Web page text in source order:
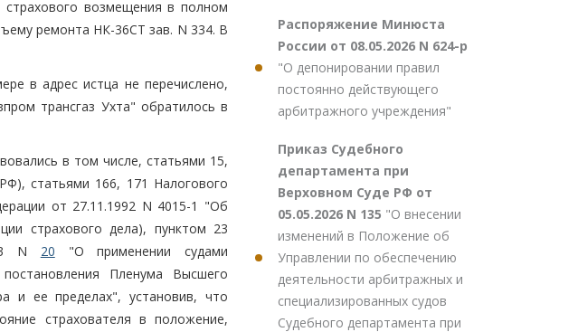
возмещения в полном
ремонта НК-36СТ зав. N 334. В
в адрес истца не перечислено,
трансгаз Ухта" обратилось в
в том числе, статьями 15,
статьями 166, 171 Налогового
от 27.11.1992 N 4015-1 "Об
страхового дела), пунктом 23
N 20 "О применении судами
Пленума Высшего
и ее пределах", установив, что
страхователя в положение,
Распоряжение Минюста
России от 08.05.2026 N 624-р
"О депонировании правил
постоянно действующего
арбитражного учреждения"
Приказ Судебного
департамента при
Верховном Суде РФ от
05.05.2026 N 135 "О внесении
изменений в Положение об
Управлении по обеспечению
деятельности арбитражных и
специализированных судов
Судебного департамента при